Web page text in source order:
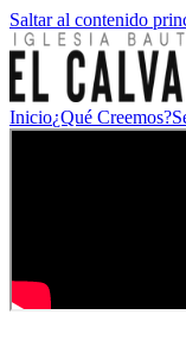
Saltar al contenido
Inicio¿Qué Creemos?